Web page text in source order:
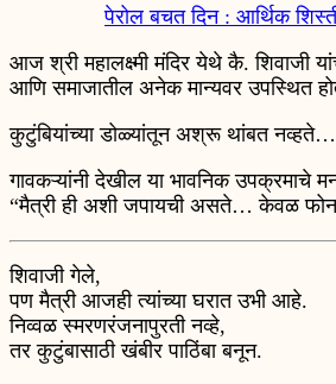
पेरोल बचत दिन : आर्थिक
आज श्री महालक्ष्मी मंदिर येथे कै. शिवाजी
आणि समाजातील अनेक मान्यवर उपस्थित
कुटुंबियांच्या डोळ्यांतून अश्रू थांबत
गावकऱ्यांनी देखील या भावनिक उपक्रमाचे
“मैत्री ही अशी जपायची असते… केवळ फोन
शिवाजी गेले,
पण मैत्री आजही त्यांच्या घरात उभी आहे.
निव्वळ स्मरणरंजनापुरती नव्हे,
तर कुटुंबासाठी खंबीर पाठिंबा बनून.